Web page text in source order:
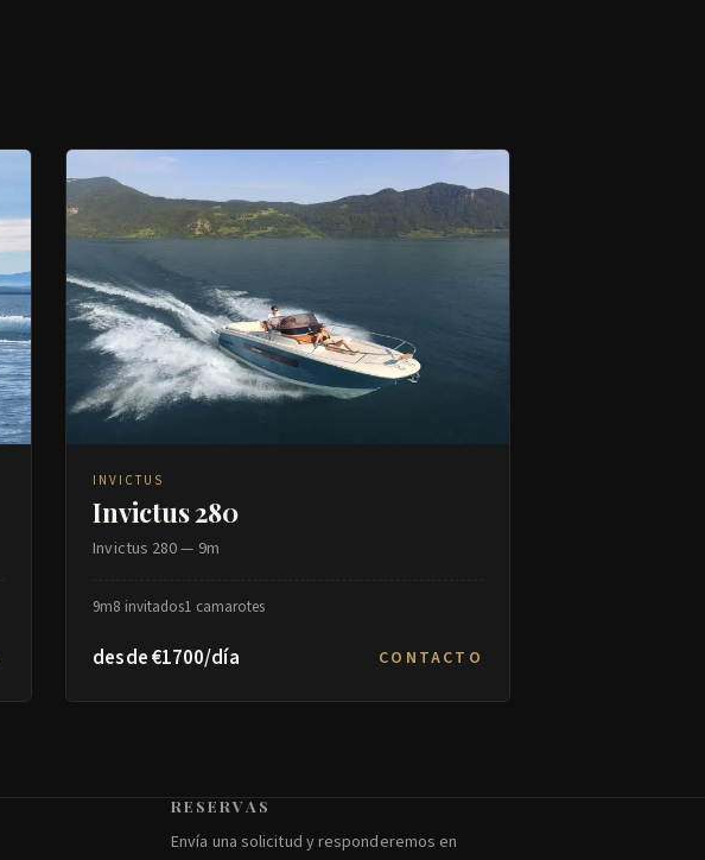
INVICTUS
Invictus 280
Invictus 280 — 9m
9m8 invitados1 camarotes
desde €1700/día CONTACTO
RESERVAS
Envía una solicitud y responderemos en